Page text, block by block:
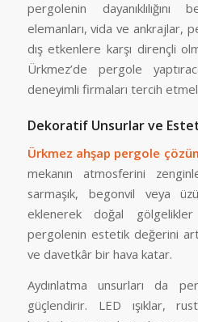
pergolenin
elemanları, vida ve ankrajlar,
dış etkenlere karşı dirençli
Ürkmez’de pergole
deneyimli firmaları tercih
Dekoratif Unsurlar ve
Ürkmez ahşap pergole
mekanın atmosferini
sarmaşık, begonvil veya
eklenerek doğal
pergolenin estetik değerini
ve davetkâr bir hava katar.
Aydınlatma unsurları da
güçlendirir. LED ışıklar,